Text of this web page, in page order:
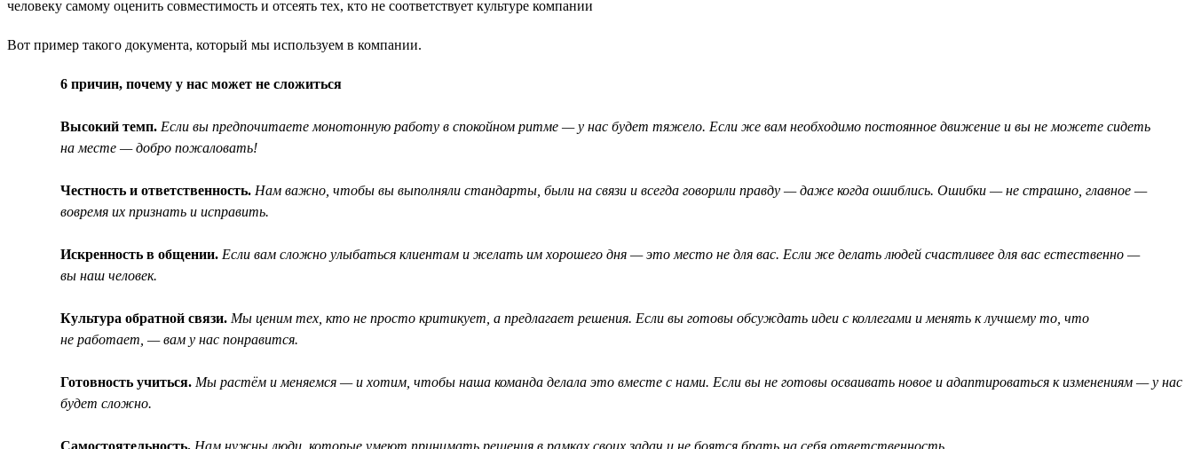
человеку самому оценить совместимость и отсеять тех, кто не соответствует культуре компании
Вот пример такого документа, который мы используем в компании.
6 причин, почему у нас может не сложиться
Высокий темп. Если вы предпочитаете монотонную работу в спокойном ритме — у нас будет тяжело. Если же вам необходимо постоянное движение и вы не можете сидеть
на месте — добро пожаловать!
Честность и ответственность. Нам важно, чтобы вы выполняли стандарты, были на связи и всегда говорили правду — даже когда ошиблись. Ошибки — не страшно, главное —
вовремя их признать и исправить.
Искренность в общении. Если вам сложно улыбаться клиентам и желать им хорошего дня — это место не для вас. Если же делать людей счастливее для вас естественно —
вы наш человек.
Культура обратной связи. Мы ценим тех, кто не просто критикует, а предлагает решения. Если вы готовы обсуждать идеи с коллегами и менять к лучшему то, что
не работает, — вам у нас понравится.
Готовность учиться. Мы растём и меняемся — и хотим, чтобы наша команда делала это вместе с нами. Если вы не готовы осваивать новое и адаптироваться к изменениям — у нас
будет сложно.
Самостоятельность. Нам нужны люди, которые умеют принимать решения в рамках своих задач и не боятся брать на себя ответственность.